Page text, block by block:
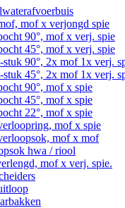
mof x verjongd spie
90°, mof x verj. spie
45°, mof x verj. spie
stuk 90°, 2x mof 1x verj.
stuk 45°, 2x mof 1x verj.
90°, mof x spie
45°, mof x spie
22°, mof x spie
mof x spie
mof x mof
hwa / riool
mof x verj. spie.